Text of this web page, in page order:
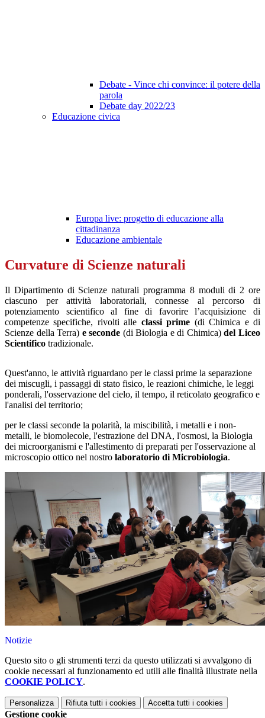
Debate - Vince chi convince: il potere della
parola
Debate day 2022/23
Educazione civica
Europa live: progetto di educazione alla
cittadinanza
Educazione ambientale
Curvature di Scienze naturali
Il Dipartimento di Scienze naturali programma 8 moduli di 2 ore
ciascuno perattività laboratoriali,connesse al percorso di
potenziamento scientifico al fine di favorire l’acquisizione di
competenze specifiche, rivolti alle classi prime (di Chimica e di
Scienze della Terra) e seconde (di Biologia e di Chimica)del Liceo
Scientifico tradizionale.
Quest'anno, le attività riguardano per le classi prime la separazione
dei miscugli, i passaggi di stato fisico, le reazioni chimiche, le leggi
ponderali, l'osservazione del cielo, il tempo, il reticolato geografico e
l'analisi del territorio;
per le classi seconde la polarità, la miscibilità, i metalli e i non-
metalli, le biomolecole, l'estrazione del DNA, l'osmosi, la Biologia
dei microorganismi e l'allestimento di preparati per l'osservazione al
microscopio ottico nel nostro laboratorio di Microbiologia.
Notizie
Questo sito o gli strumenti terzi da questo utilizzati si avvalgono di
cookie necessari al funzionamento ed utili alle finalità illustrate nella
COOKIE POLICY.
Personalizza Rifiuta tutti i cookies Accetta tutti i cookies
Gestione cookie